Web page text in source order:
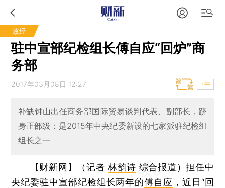
政经
驻中宣部纪检组长傅自应“回炉”商
务部
2017年03月08日 12:27 T中
补缺钟山出任商务部国际贸易谈判代表、副部长，跻
身正部级；是2015年中央纪委新设的七家派驻纪检组
组长之一
【财新网】（记者林韵诗 综合报道）担任中
央纪委驻中宣部纪检组长两年的傅自应 ，近日“回